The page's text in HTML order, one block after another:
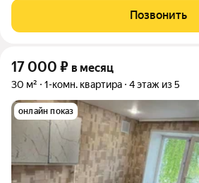
имеется необходимая мебель и техника,
косметический. Фото соответствует.
Позвонить
17 000 ₽ в месяц
30 м² 1-комн. квартира 4 этаж из 5
онлайн показ